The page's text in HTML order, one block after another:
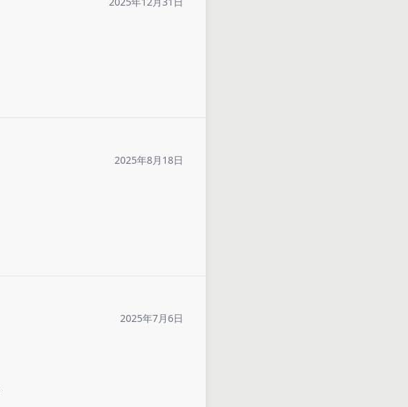
2025年8月18日
2025年7月6日